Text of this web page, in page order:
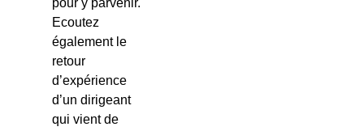
pour y parvenir.
Ecoutez
également le
retour
d’expérience
d’un dirigeant
qui vient de